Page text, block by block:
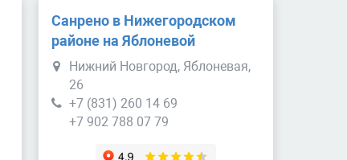
Санрено в Нижегородском
районе на Яблоневой
Нижний Новгород, Яблоневая,
26
+7 (831) 260 14 69
+7 902 788 07 79